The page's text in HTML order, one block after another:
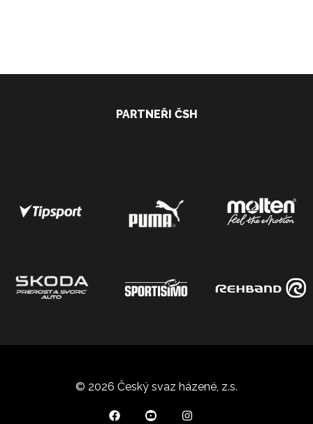
PARTNEŘI ČSH
© 2026 Český svaz házené, z.s.